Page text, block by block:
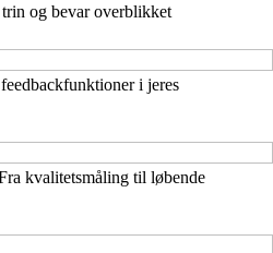
og bevar overblikket
i jeres
kvalitetsmåling til løbende